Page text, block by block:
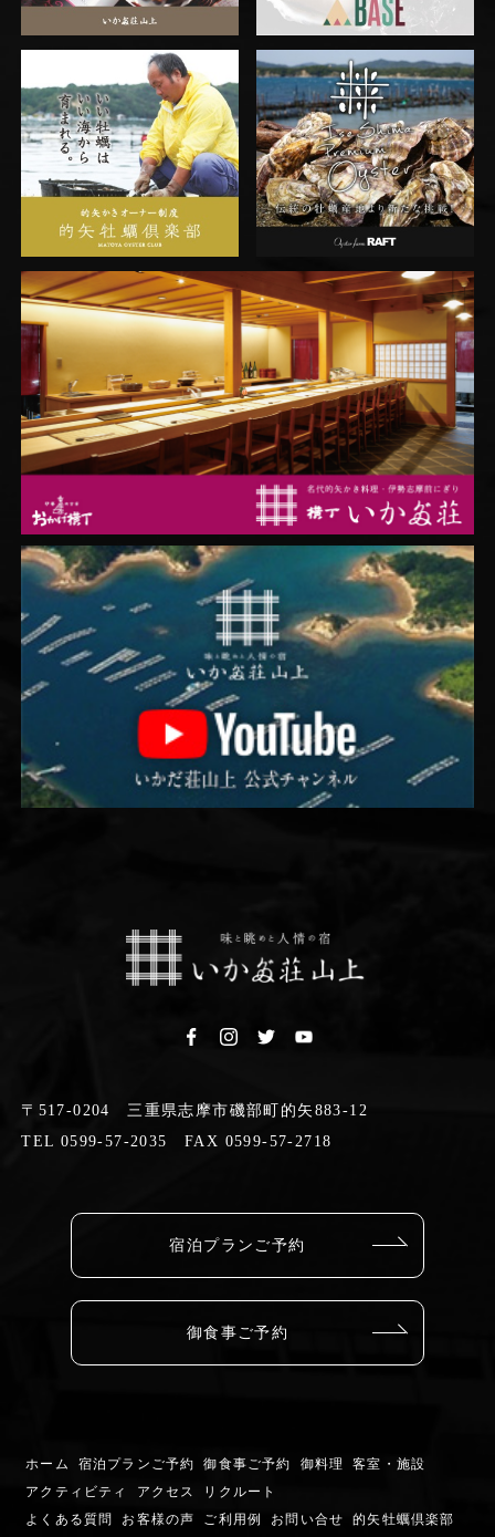
〒517-0204 三重県志摩市磯部町的矢883-12
TEL 0599-57-2035 FAX 0599-57-2718
宿泊プランご予約
御食事ご予約
ホーム 宿泊プランご予約 御食事ご予約 御料理
客室・施設
アクティビティ
アクセス
リクルート
よくある質問
お客様の声 ご利用例 お問い合せ 的矢牡蠣倶楽部